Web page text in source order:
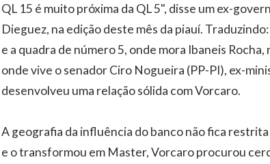
QL 15 é muito próxima da QL 5", disse um ex-
Dieguez, na edição deste mês da piauí.
e a quadra de número 5, onde mora Ibaneis
onde vive o senador Ciro Nogueira (PP-PI), ex-
desenvolveu uma relação sólida com Vorcaro.
A geografia da influência do banco não fica
e o transformou em Master, Vorcaro procurou